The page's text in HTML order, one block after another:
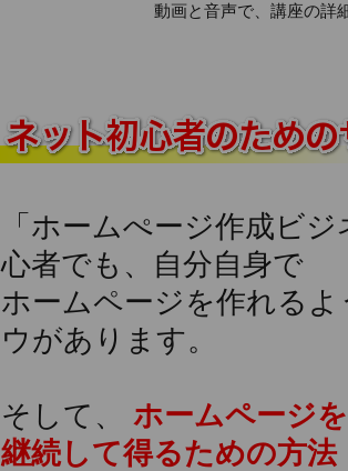
動画と音声で、講座の詳
「ホームぺージ作成ビ
心者でも、自分自身で
ホームページを作れる
ウがあります。
そして、 ホームページ
継続して得るための方法